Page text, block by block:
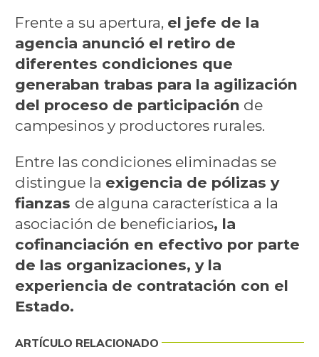
Frente a su apertura, el jefe de la
agencia anunció el retiro de
diferentes condiciones que
generaban trabas para la agilización
del proceso de participación de
campesinos y productores rurales.
Entre las condiciones eliminadas se
distingue la exigencia de pólizas y
fianzas de alguna característica a la
asociación de beneficiarios, la
cofinanciación en efectivo por parte
de las organizaciones, y la
experiencia de contratación con el
Estado.
ARTÍCULO RELACIONADO